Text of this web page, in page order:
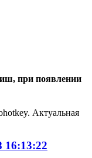
при появлении
Актуальная
16:13:22